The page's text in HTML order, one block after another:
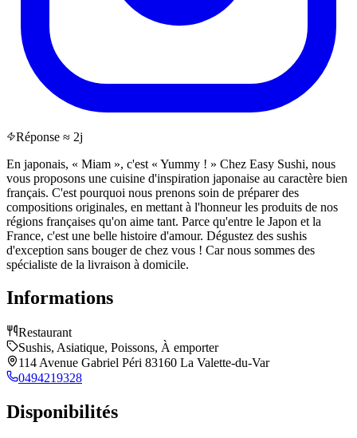
Réponse ≈ 2j
En japonais, « Miam », c'est « Yummy ! » Chez Easy Sushi, nous
vous proposons une cuisine d'inspiration japonaise au caractère bien
français. C'est pourquoi nous prenons soin de préparer des
compositions originales, en mettant à l'honneur les produits de nos
régions françaises qu'on aime tant. Parce qu'entre le Japon et la
France, c'est une belle histoire d'amour. Dégustez des sushis
d'exception sans bouger de chez vous ! Car nous sommes des
spécialiste de la livraison à domicile.
Informations
Restaurant
Sushis, Asiatique, Poissons, À emporter
114 Avenue Gabriel Péri 83160 La Valette-du-Var
0494219328
Disponibilités